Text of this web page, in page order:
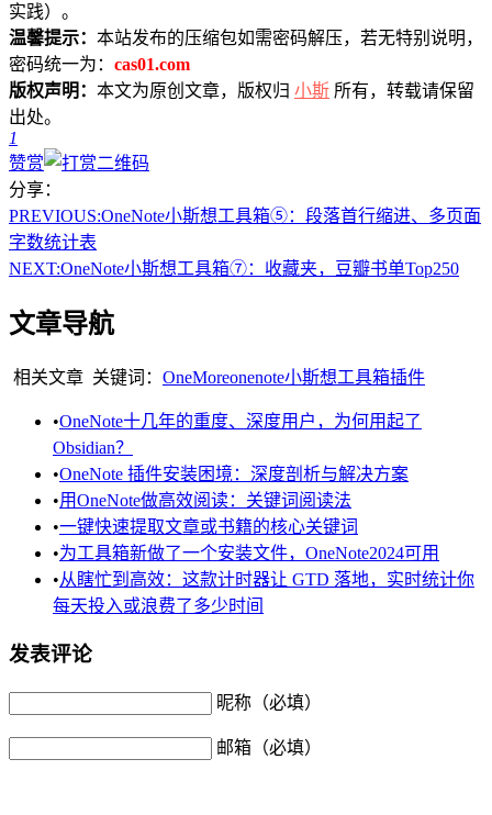
实践）。
温馨提示： 本站发布的压缩包如需密码解压，若无特别说明，
密码统一为： cas01.com
版权声明： 本文为原创文章，版权归 小斯 所有，转载请保留
出处。
1
赞赏
分享：
PREVIOUS:OneNote小斯想工具箱⑤：段落首行缩进、多页面
字数统计表
NEXT:OneNote小斯想工具箱⑦：收藏夹，豆瓣书单Top250
文章导航
相关文章 关键词： OneMoreonenote小斯想工具箱插件
•OneNote十几年的重度、深度用户，为何用起了
Obsidian？
•OneNote 插件安装困境：深度剖析与解决方案
•用OneNote做高效阅读：关键词阅读法
•一键快速提取文章或书籍的核心关键词
•为工具箱新做了一个安装文件，OneNote2024可用
•从瞎忙到高效：这款计时器让 GTD 落地，实时统计你
每天投入或浪费了多少时间
发表评论
昵称（必填）
邮箱（必填）